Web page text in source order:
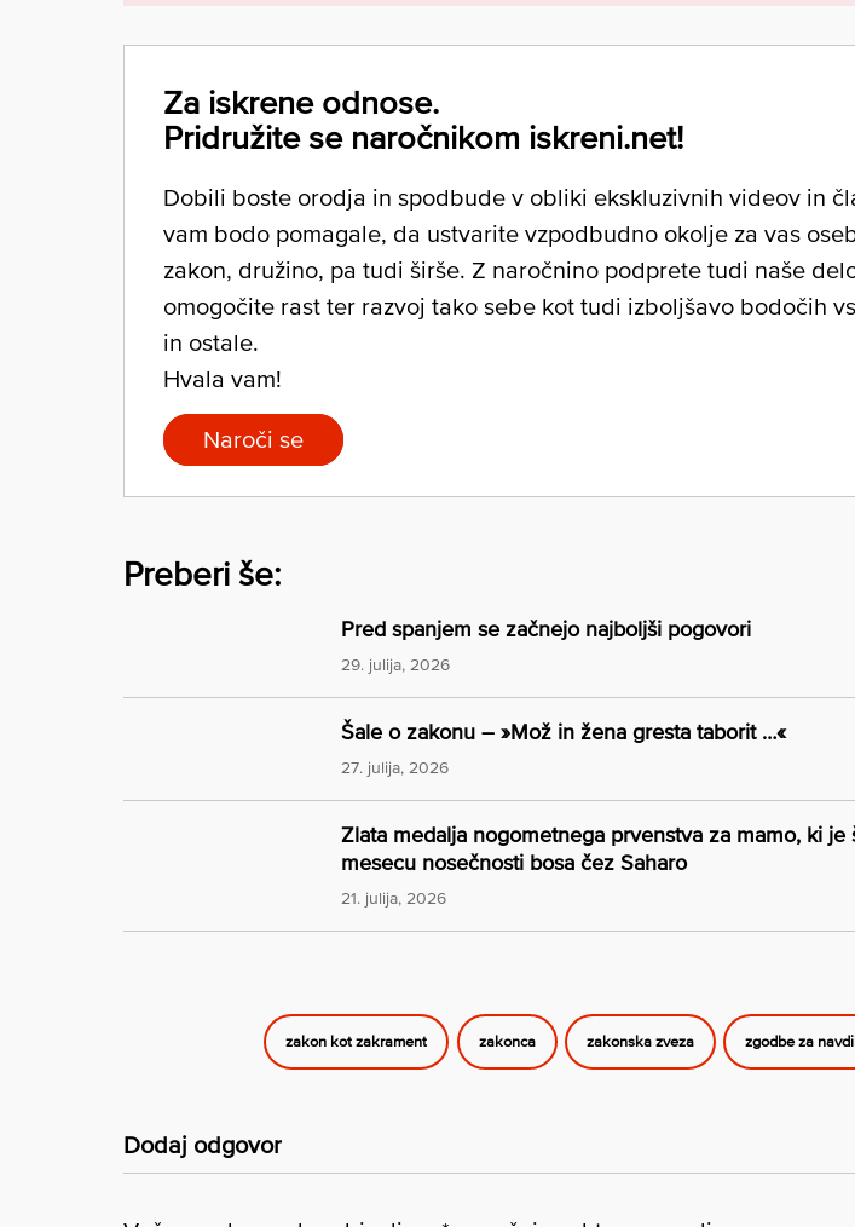
Za iskrene odnose.
Pridružite se naročnikom iskreni.net!
Dobili boste orodja in spodbude v obliki ekskluzivnih videov in
vam bodo pomagale, da ustvarite vzpodbudno okolje za vas
zakon, družino, pa tudi širše. Z naročnino podprete tudi naše
omogočite rast ter razvoj tako sebe kot tudi izboljšavo bodočih
in ostale.
Hvala vam!
Naroči se
Preberi še:
Pred spanjem se začnejo najboljši pogovori
29. julija, 2026
Šale o zakonu – »Mož in žena gresta taborit …«
27. julija, 2026
Zlata medalja nogometnega prvenstva za mamo, ki je
mesecu nosečnosti bosa čez Saharo
21. julija, 2026
zakon kot zakrament zakonca zakonska zveza zgodbe za
Dodaj odgovor